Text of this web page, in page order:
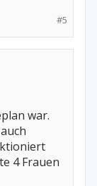
#5
war.
4 Frauen